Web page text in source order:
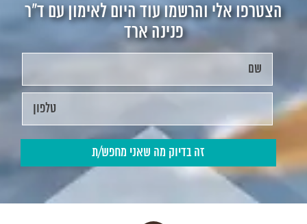
הצטרפו אלי והרשמו עוד היום לאימון עם ד"ר
פנינה ארד